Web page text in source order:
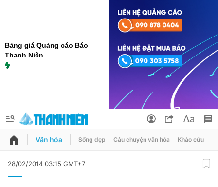
Bảng giá Quảng cáo Báo
Thanh Niên
QUẢNG CÁO
Văn hóa Sống đẹp Câu chuyện văn hóa Khảo cứu
28/02/2014 03:15 GMT+7